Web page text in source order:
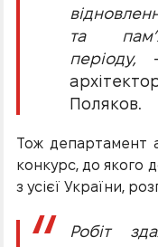
та
періоду,
Поляков.
Тож департамент
конкурс, до якого
з усієї України,
Робіт